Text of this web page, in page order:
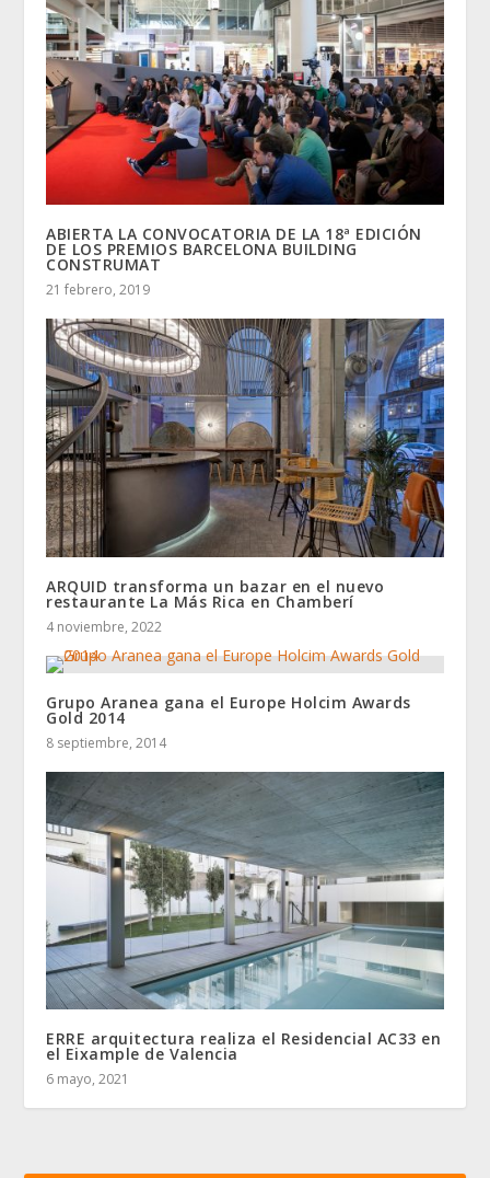
ABIERTA LA CONVOCATORIA DE LA 18ª EDICIÓN
DE LOS PREMIOS BARCELONA BUILDING
CONSTRUMAT
21 febrero, 2019
ARQUID transforma un bazar en el nuevo
restaurante La Más Rica en Chamberí
4 noviembre, 2022
Grupo Aranea gana el Europe Holcim Awards
Gold 2014
8 septiembre, 2014
ERRE arquitectura realiza el Residencial AC33 en
el Eixample de Valencia
6 mayo, 2021